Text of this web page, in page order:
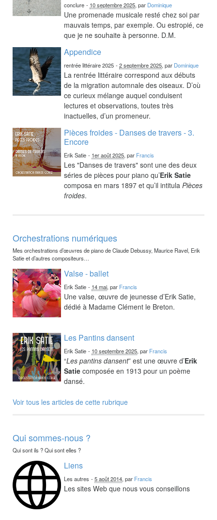
conclure - 10 septembre 2025, par Dominique
Une promenade musicale resté chez soi par
mauvais temps, par exemple. Ou estropié, ce
que je ne souhaite à personne. D.M.
Appendice
rentrée littéraire 2025 -2 septembre 2025, par Dominique
La rentrée littéraire correspond aux débuts
de la migration automnale des oiseaux. D’où
ce curieux mélange auquel conduisent
lectures et observations, toutes très
inactuelles, d’un promeneur.
Pièces froides - Danses de travers - 3.
Encore
Erik Satie - 1er août 2025, par Francis
Les "Danses de travers" sont une des deux
séries de pièces pour piano qu’Erik Satie
composa en mars 1897 et qu’il intitulaPièces
froides.
Orchestrations numériques
Mes orchestrations d’œuvres de piano de Claude Debussy, Maurice Ravel, Erik
Satie et d’autres compositeurs…
Valse - ballet
Erik Satie - 14 mai, par Francis
Une valse, œuvre de jeunesse d’Erik Satie,
dédié à Madame Clément le Breton.
Les Pantins dansent
Erik Satie - 10 septembre 2025, par Francis
“Les pantins dansent” est une œuvre d’Erik
Satie composée en 1913 pour un poème
dansé.
Voir tous les articles de cette rubrique
Qui sommes-nous ?
Qui sont ils ? Qui sont elles ?
Liens
Les autres -5 août 2014, par Francis
Les sites Web que nous vous conseillons